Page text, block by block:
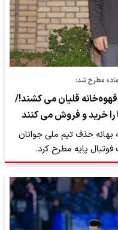
مطرح شد:
قلیان می کشند!/
را خرید و فروش می کنند
بهانه حذف تیم ملی جوانان
پایه مطرح کرد.